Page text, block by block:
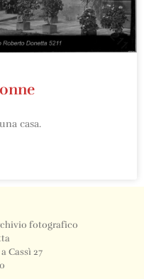
casa.
fotografico
Cassì 27